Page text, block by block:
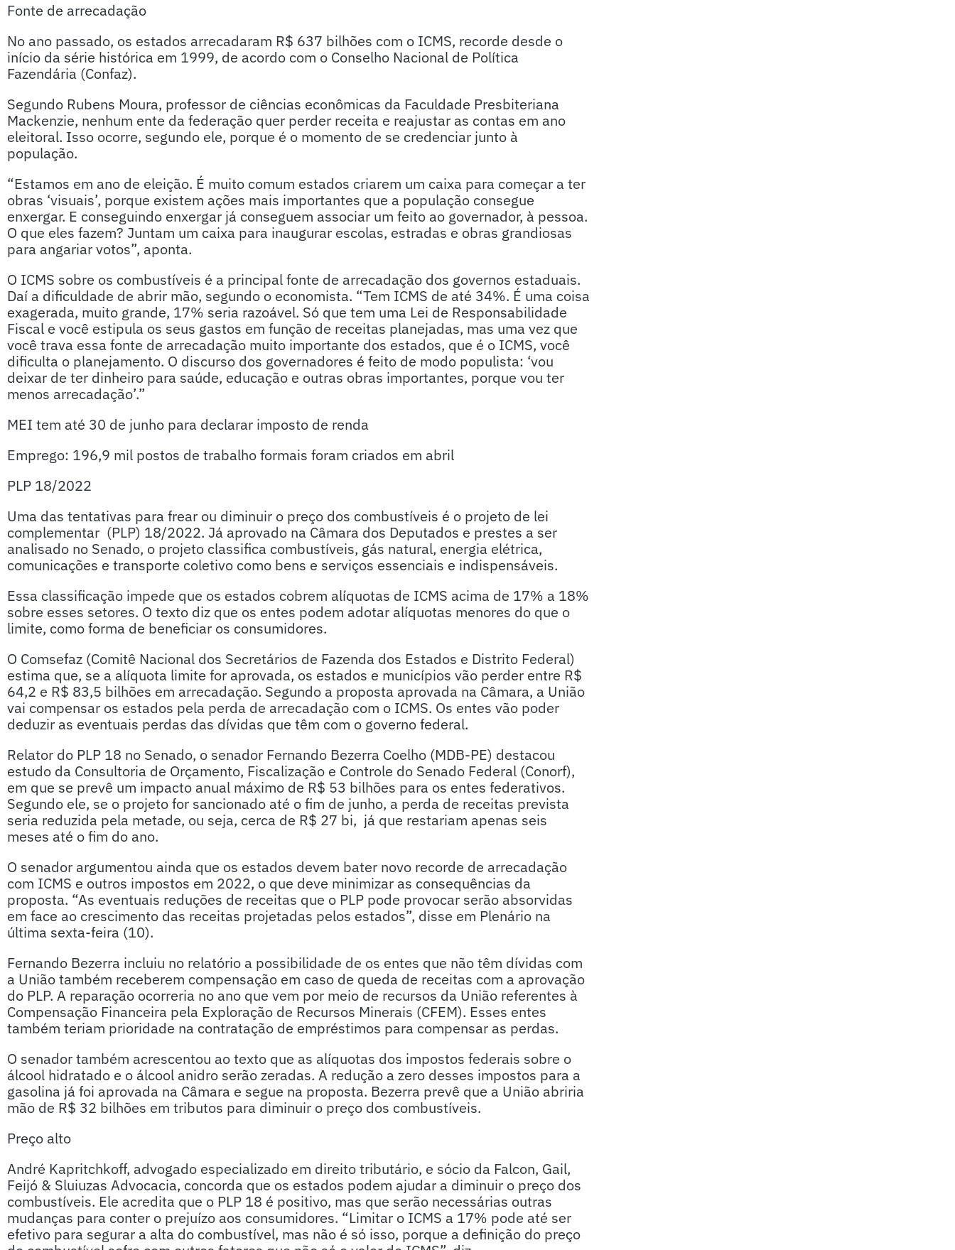
Fonte de arrecadação
No ano passado, os estados arrecadaram R$ 637 bilhões com o ICMS, recorde desde o
início da série histórica em 1999, de acordo com o Conselho Nacional de Política
Fazendária (Confaz).
Segundo Rubens Moura, professor de ciências econômicas da Faculdade Presbiteriana
Mackenzie, nenhum ente da federação quer perder receita e reajustar as contas em ano
eleitoral. Isso ocorre, segundo ele, porque é o momento de se credenciar junto à
população.
“Estamos em ano de eleição. É muito comum estados criarem um caixa para começar a ter
obras ‘visuais’, porque existem ações mais importantes que a população consegue
enxergar. E conseguindo enxergar já conseguem associar um feito ao governador, à pessoa.
O que eles fazem? Juntam um caixa para inaugurar escolas, estradas e obras grandiosas
para angariar votos”, aponta.
O ICMS sobre os combustíveis é a principal fonte de arrecadação dos governos estaduais.
Daí a dificuldade de abrir mão, segundo o economista. “Tem ICMS de até 34%. É uma coisa
exagerada, muito grande, 17% seria razoável. Só que tem uma Lei de Responsabilidade
Fiscal e você estipula os seus gastos em função de receitas planejadas, mas uma vez que
você trava essa fonte de arrecadação muito importante dos estados, que é o ICMS, você
dificulta o planejamento. O discurso dos governadores é feito de modo populista: ‘vou
deixar de ter dinheiro para saúde, educação e outras obras importantes, porque vou ter
menos arrecadação’.”
MEI tem até 30 de junho para declarar imposto de renda
Emprego: 196,9 mil postos de trabalho formais foram criados em abril
PLP 18/2022
Uma das tentativas para frear ou diminuir o preço dos combustíveis é o projeto de lei
complementar (PLP) 18/2022. Já aprovado na Câmara dos Deputados e prestes a ser
analisado no Senado, o projeto classifica combustíveis, gás natural, energia elétrica,
comunicações e transporte coletivo como bens e serviços essenciais e indispensáveis.
Essa classificação impede que os estados cobrem alíquotas de ICMS acima de 17% a 18%
sobre esses setores. O texto diz que os entes podem adotar alíquotas menores do que o
limite, como forma de beneficiar os consumidores.
O Comsefaz (Comitê Nacional dos Secretários de Fazenda dos Estados e Distrito Federal)
estima que, se a alíquota limite for aprovada, os estados e municípios vão perder entre R$
64,2 e R$ 83,5 bilhões em arrecadação. Segundo a proposta aprovada na Câmara, a União
vai compensar os estados pela perda de arrecadação com o ICMS. Os entes vão poder
deduzir as eventuais perdas das dívidas que têm com o governo federal.
Relator do PLP 18 no Senado, o senador Fernando Bezerra Coelho (MDB-PE) destacou
estudo da Consultoria de Orçamento, Fiscalização e Controle do Senado Federal (Conorf),
em que se prevê um impacto anual máximo de R$ 53 bilhões para os entes federativos.
Segundo ele, se o projeto for sancionado até o fim de junho, a perda de receitas prevista
seria reduzida pela metade, ou seja, cerca de R$ 27 bi, já que restariam apenas seis
meses até o fim do ano.
O senador argumentou ainda que os estados devem bater novo recorde de arrecadação
com ICMS e outros impostos em 2022, o que deve minimizar as consequências da
proposta. “As eventuais reduções de receitas que o PLP pode provocar serão absorvidas
em face ao crescimento das receitas projetadas pelos estados”, disse em Plenário na
última sexta-feira (10).
Fernando Bezerra incluiu no relatório a possibilidade de os entes que não têm dívidas com
a União também receberem compensação em caso de queda de receitas com a aprovação
do PLP. A reparação ocorreria no ano que vem por meio de recursos da União referentes à
Compensação Financeira pela Exploração de Recursos Minerais (CFEM). Esses entes
também teriam prioridade na contratação de empréstimos para compensar as perdas.
O senador também acrescentou ao texto que as alíquotas dos impostos federais sobre o
álcool hidratado e o álcool anidro serão zeradas. A redução a zero desses impostos para a
gasolina já foi aprovada na Câmara e segue na proposta. Bezerra prevê que a União abriria
mão de R$ 32 bilhões em tributos para diminuir o preço dos combustíveis.
Preço alto
André Kapritchkoff, advogado especializado em direito tributário, e sócio da Falcon, Gail,
Feijó & Sluiuzas Advocacia, concorda que os estados podem ajudar a diminuir o preço dos
combustíveis. Ele acredita que o PLP 18 é positivo, mas que serão necessárias outras
mudanças para conter o prejuízo aos consumidores. “Limitar o ICMS a 17% pode até ser
efetivo para segurar a alta do combustível, mas não é só isso, porque a definição do preço